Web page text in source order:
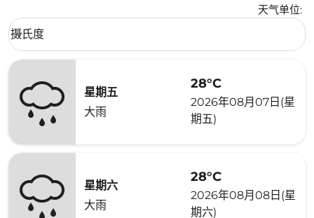
天气单位:
Weather unit option 摄氏度 Selected
摄氏度
keyboard_arrow_down
星期五
大雨
28°C
2026年08月07日(星
期五)
星期六
大雨
28°C
2026年08月08日(星
期六)